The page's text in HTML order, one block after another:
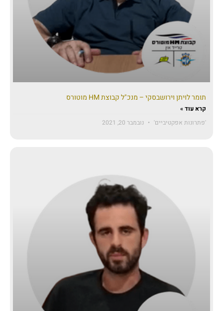
תומר לויתן וירושבסקי – מנכ"ל קבוצת HM מוטורס
קרא עוד »
'פתרונות אפקטיביים'
נובמבר 20, 2021